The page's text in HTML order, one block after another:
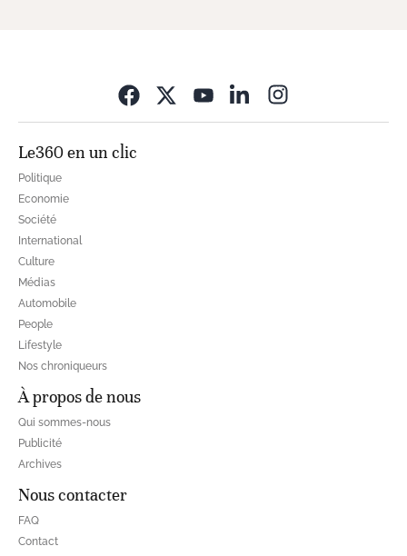
Le360 en un clic
Politique
Economie
Société
International
Culture
Médias
Automobile
People
Lifestyle
Nos chroniqueurs
À propos de nous
Qui sommes-nous
Publicité
Archives
Nous contacter
FAQ
Contact